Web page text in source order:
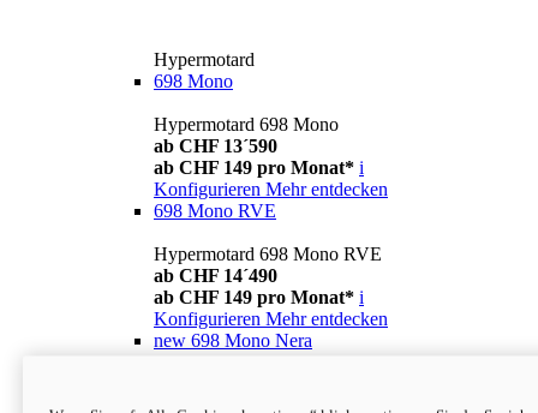
Hypermotard
698 Mono
Hypermotard 698 Mono
ab CHF 13´590
ab CHF 149 pro Monat* i
Konfigurieren Mehr entdecken
698 Mono RVE
Hypermotard 698 Mono RVE
ab CHF 14´490
ab CHF 149 pro Monat* i
Konfigurieren Mehr entdecken
new 698 Mono Nera
ab CHF 13´990